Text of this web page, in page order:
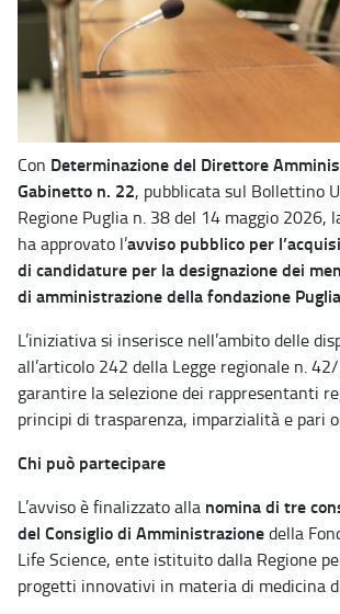
Con Determinazione del Direttore
Gabinetto n. 22, pubblicata sul Bollettino
Regione Puglia n. 38 del 14 maggio 2026,
ha approvato l’avviso pubblico per
di candidature per la designazione dei
di amministrazione della fondazione
L’iniziativa si inserisce nell’ambito delle
all’articolo 242 della Legge regionale n.
garantire la selezione dei rappresentanti
principi di trasparenza, imparzialità e pari
Chi può partecipare
L’avviso è finalizzato alla nomina di tre
del Consiglio di Amministrazionedella
Life Science, ente istituito dalla Regione
progetti innovativi in materia di medicina